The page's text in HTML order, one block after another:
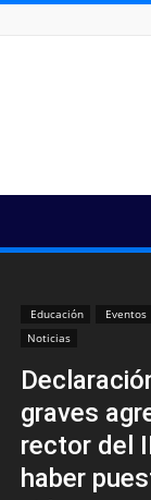
Educación Eventos
Noticias
graves
rector del
haber